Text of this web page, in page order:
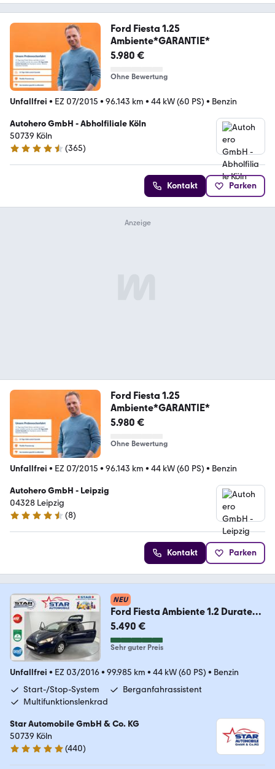
Ford Fiesta 1.25
Ambiente*GARANTIE*
5.980 €
Ohne Bewertung
Unfallfrei • EZ 07/2015 • 96.143 km • 44 kW (60 PS) • Benzin
Autohero GmbH - Abholfiliale Köln
50739 Köln
4.6 Sterne
(365)
Kontakt Parken
Ford Fiesta 1.25
Ambiente*GARANTIE*
5.980 €
Ohne Bewertung
Unfallfrei • EZ 07/2015 • 96.143 km • 44 kW (60 PS) • Benzin
Autohero GmbH - Leipzig
04328 Leipzig
4.3 Sterne
(8)
Kontakt Parken
NEU
Ford Fiesta Ambiente 1.2 Duratec
Ambiente KLIMA ESP
5.490 €
Sehr guter Preis
Unfallfrei • EZ 03/2016• 99.985 km • 44 kW (60 PS) • Benzin
Start-/Stop-System
Berganfahrassistent
Multifunktionslenkrad
Star Automobile GmbH & Co. KG
50739 Köln
4.8 Sterne
(440)